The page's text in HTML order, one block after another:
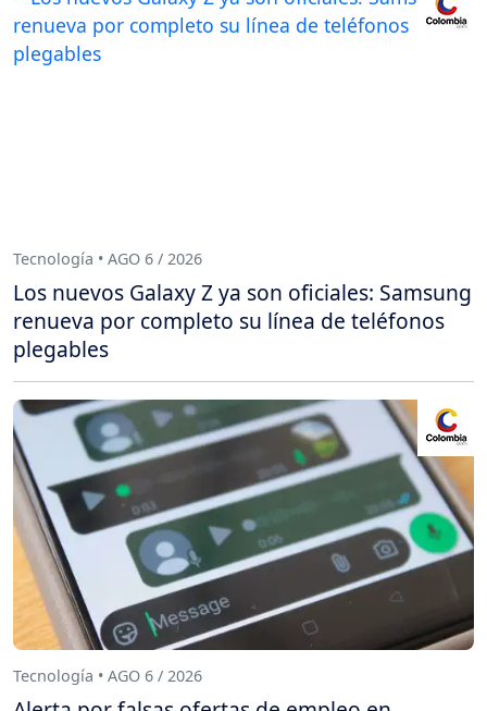
Tecnología • AGO 6 / 2026
Los nuevos Galaxy Z ya son oficiales: Samsung
renueva por completo su línea de teléfonos
plegables
Tecnología • AGO 6 / 2026